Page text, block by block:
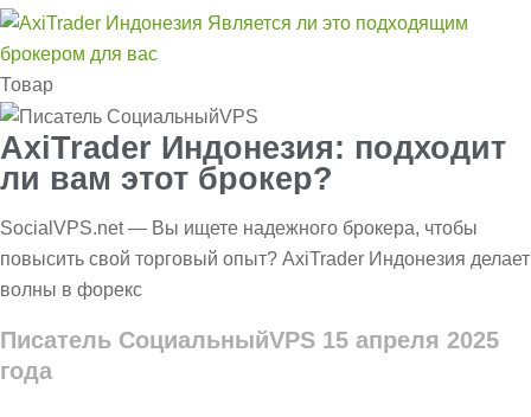
Товар
AxiTrader Индонезия: подходит
ли вам этот брокер?
SocialVPS.net — Вы ищете надежного брокера, чтобы
повысить свой торговый опыт? AxiTrader Индонезия делает
волны в форекс
Писатель СоциальныйVPS 15 апреля 2025
года